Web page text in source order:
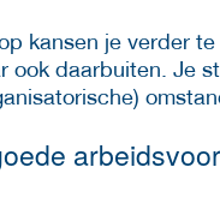
kansen je verder
ook daarbuiten. Je